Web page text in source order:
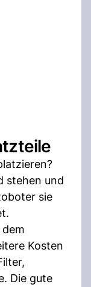
stehen und
sie
Kosten
Die gute